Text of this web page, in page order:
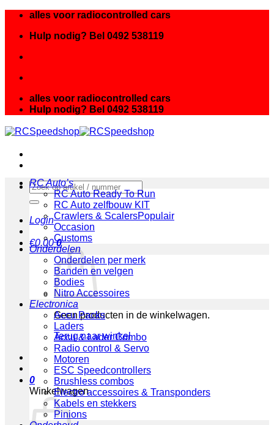
inhoud
alles voor radiocontrolled cars
Hulp nodig? Bel 0492 538119
alles voor radiocontrolled cars
Hulp nodig? Bel 0492 538119
Zoeken
naar:
Login
€0.00 0
Geen producten in de winkelwagen.
Terug naar winkel
0
Winkelwagen
RC Auto’s
RC Auto Ready To Run
RC Auto zelfbouw KIT
Crawlers & Scalers
Occasion
Customs
Onderdelen
Onderdelen per merk
Banden en velgen
Bodies
Nitro Accessoires
Electronica
Accu Packs
Laders
Accu & Lader Combo
Radio control & Servo
Motoren
ESC Speedcontrollers
Brushless combos
Electro accessoires & Transponders
Kabels en stekkers
Pinions